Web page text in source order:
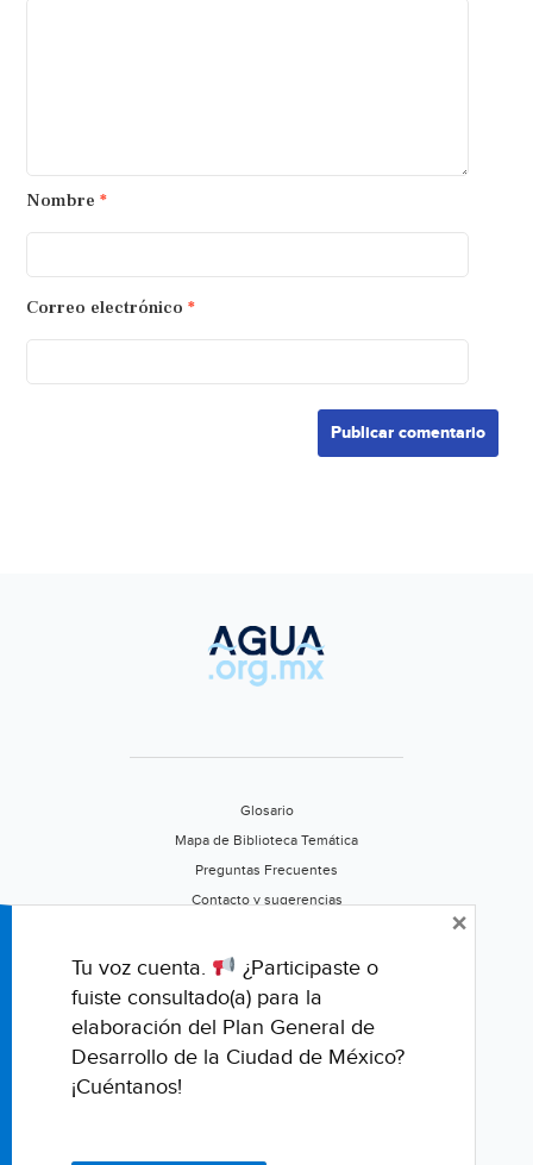
Nombre *
Correo electrónico *
Glosario
Mapa de Biblioteca Temática
Preguntas Frecuentes
Contacto y sugerencias
Califica este portal
Tu voz cuenta.
¿Participaste o
fuiste consultado(a) para la
elaboración del Plan General de
Desarrollo de la Ciudad de México?
¡Cuéntanos!
×